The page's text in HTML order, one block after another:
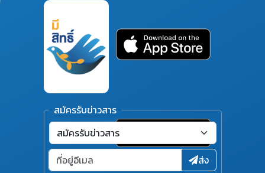
สมัครรับข่าวสาร
ส่ง